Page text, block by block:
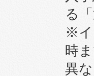
る
※イ
時
異